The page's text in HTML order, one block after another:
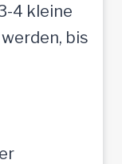
4 kleine
bis